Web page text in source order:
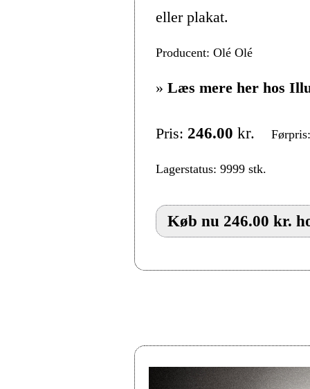
eller plakat.
Producent: Olé Olé
» Læs mere her hos
Pris: 246.00 kr.
Lagerstatus: 9999 stk.
Køb nu 246.00 kr.